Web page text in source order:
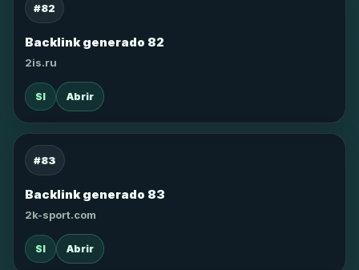
#82
Backlink generado 82
2is.ru
SI Abrir
#83
Backlink generado 83
2k-sport.com
SI Abrir